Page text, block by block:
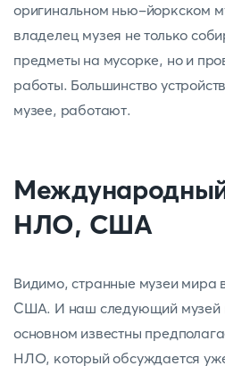
оригинальном нью-йоркском
владелец музея не только
предметы на мусорке, но и
работы. Большинство
музее, работают.
НЛО, США
Видимо, странные музеи мира
США. И наш следующий
основном известны
НЛО, который обсуждается